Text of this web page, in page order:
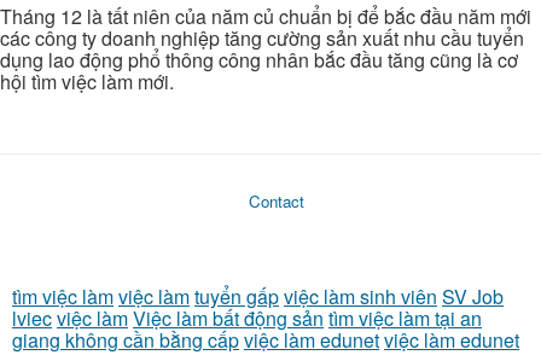
Tháng 12 là tất niên của năm củ chuẩn bị để bắc đầu năm mới
các công ty doanh nghiệp tăng cường sản xuất nhu cầu tuyển
dụng lao động phổ thông công nhân bắc đầu tăng cũng là cơ
hội tìm việc làm mới.
Contact
tìm việc làmviệc làmtuyển gấpviệc làm sinh viên SV Job
lviecviệc làmViệc làm bất động sản tìm việc làm tại an
giang không cần bằng cấpviệc làm edunetviệc làm edunet